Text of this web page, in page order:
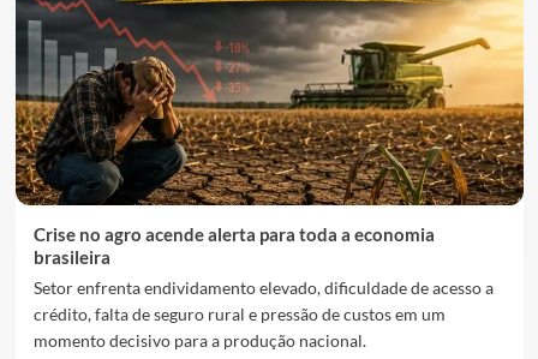
Crise no agro acende alerta para toda a economia
brasileira
Setor enfrenta endividamento elevado, dificuldade de acesso a
crédito, falta de seguro rural e pressão de custos em um
momento decisivo para a produção nacional.